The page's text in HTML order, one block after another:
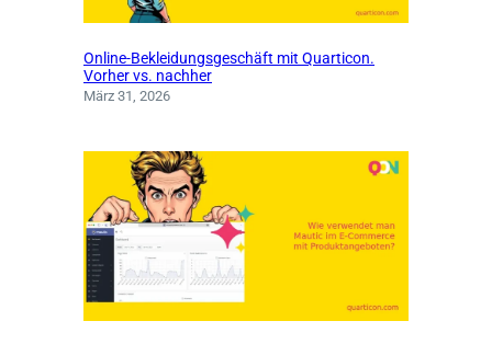
Online-Bekleidungsgeschäft mit Quarticon.
Vorher vs. nachher
März 31, 2026